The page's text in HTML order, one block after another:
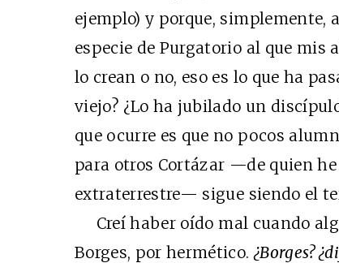
ejemplo) y porque, simplemente,
especie de Purgatorio al que mis
lo crean o no, eso es lo que ha
viejo? ¿Lo ha jubilado un
que ocurre es que no pocos
para otros Cortázar —de quien
extraterrestre— sigue siendo el
Creí haber oído mal cuando
Borges, por hermético.¿Borges?